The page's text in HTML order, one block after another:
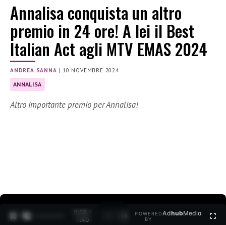
Annalisa conquista un altro
premio in 24 ore! A lei il Best
Italian Act agli MTV EMAS 2024
ANDREA SANNA | 10 NOVEMBRE 2024
ANNALISA
Altro importante premio per Annalisa!
0:30 /
1:40
POWERED
BY
AdhubMedia